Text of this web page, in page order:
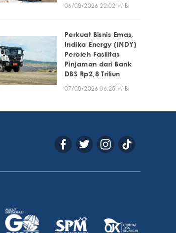
06/08/2026 22:02 WIB
Perkuat Bisnis Emas,
Indika Energy (INDY)
Peroleh Fasilitas
Pinjaman dari Bank
DBS Rp2,8 Triliun
07/08/2026 06:25 WIB